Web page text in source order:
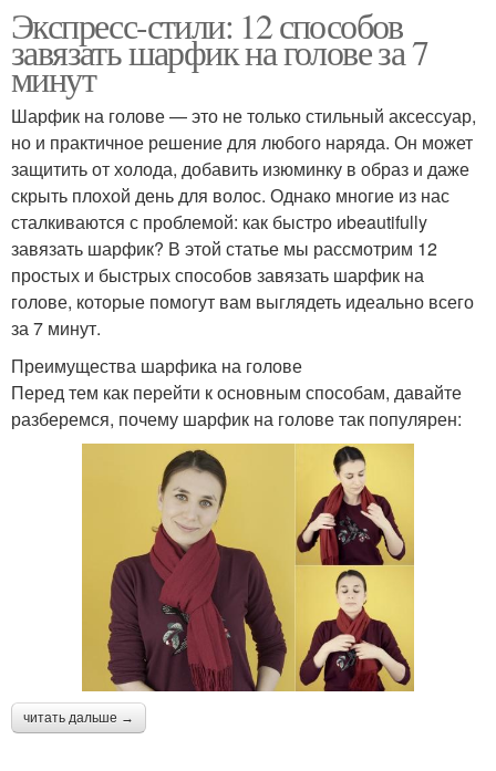
Экспресс-стили: 12 способов
завязать шарфик на голове за 7
минут
Шарфик на голове — это не только стильный аксессуар,
но и практичное решение для любого наряда. Он может
защитить от холода, добавить изюминку в образ и даже
скрыть плохой день для волос. Однако многие из нас
сталкиваются с проблемой: как быстро иbeautifully
завязать шарфик? В этой статье мы рассмотрим 12
простых и быстрых способов завязать шарфик на
голове, которые помогут вам выглядеть идеально всего
за 7 минут.
Преимущества шарфика на голове
Перед тем как перейти к основным способам, давайте
разберемся, почему шарфик на голове так популярен:
читать дальше →